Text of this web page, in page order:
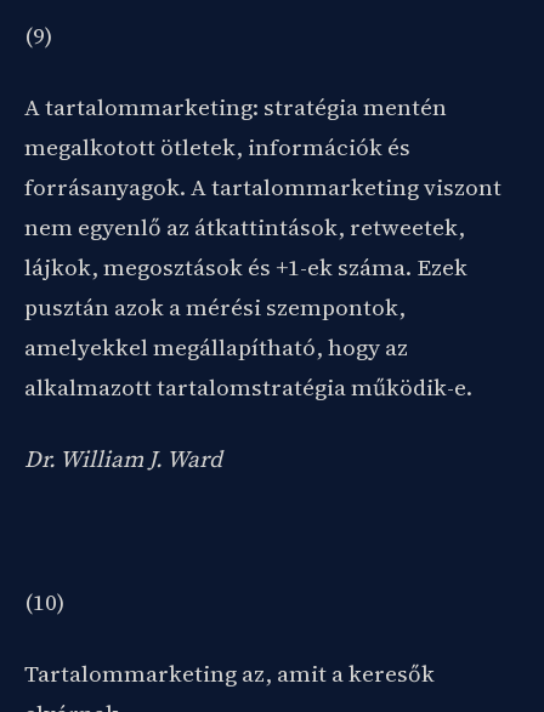
(9)
A tartalommarketing: stratégia mentén
megalkotott ötletek, információk és
forrásanyagok. A tartalommarketing viszont
nem egyenlő az átkattintások, retweetek,
lájkok, megosztások és +1-ek száma. Ezek
pusztán azok a mérési szempontok,
amelyekkel megállapítható, hogy az
alkalmazott tartalomstratégia működik-e.
Dr. William J. Ward
(10)
Tartalommarketing az, amit a keresők